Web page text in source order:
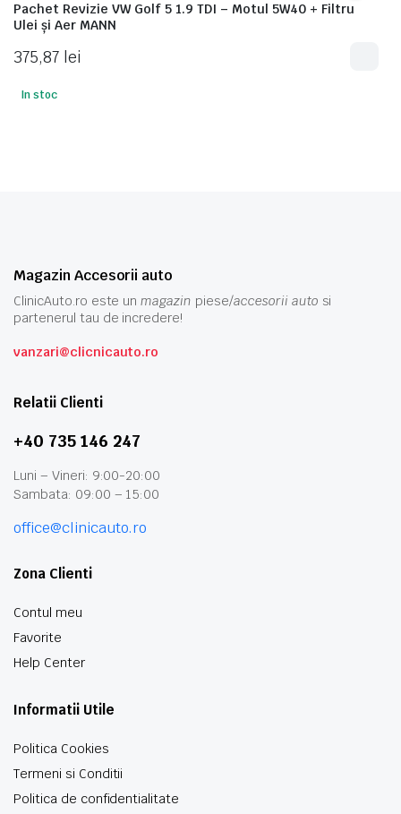
Pachet Revizie VW Golf 5 1.9 TDI – Motul 5W40 + Filtru
Ulei și Aer MANN
375,87 lei
In stoc
Magazin Accesorii auto
ClinicAuto.ro este unmagazin piese/accesorii auto si
partenerul tau de incredere!
vanzari@clicnicauto.ro
Relatii Clienti
+40 735 146 247
Luni – Vineri: 9:00-20:00
Sambata: 09:00 – 15:00
office@clinicauto.ro
Zona Clienti
Contul meu
Favorite
Help Center
Informatii Utile
Politica Cookies
Termeni si Conditii
Politica de confidentialitate